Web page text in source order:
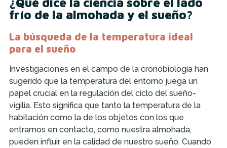
frío de la almohada y el sueño?
La búsqueda de la temperatura ideal
para el sueño
Investigaciones en el campo de la cronobiología han
sugerido que la temperatura del entorno juega un
papel crucial en la regulación del ciclo del sueño-
vigilia. Esto significa que tanto la temperatura de la
habitación como la de los objetos con los que
entramos en contacto, como nuestra almohada,
pueden influir en la calidad de nuestro sueño. Cuando